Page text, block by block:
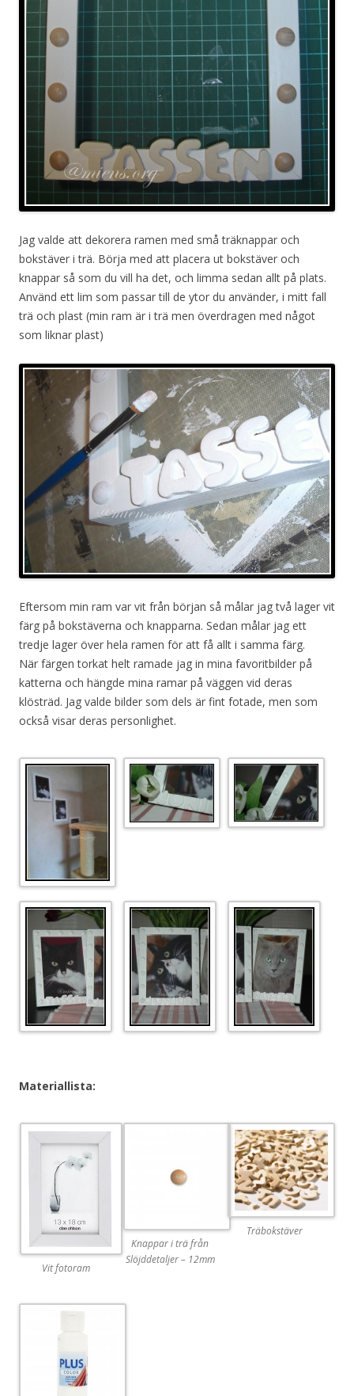
Jag valde att dekorera ramen med små träknappar och
bokstäver i trä. Börja med att placera ut bokstäver och
knappar så som du vill ha det, och limma sedan allt på plats.
Använd ett lim som passar till de ytor du använder, i mitt fall
trä och plast (min ram är i trä men överdragen med något
som liknar plast)
Eftersom min ram var vit från början så målar jag två lager vit
färg på bokstäverna och knapparna. Sedan målar jag ett
tredje lager över hela ramen för att få allt i samma färg.
När färgen torkat helt ramade jag in mina favoritbilder på
katterna och hängde mina ramar på väggen vid deras
klösträd. Jag valde bilder som dels är fint fotade, men som
också visar deras personlighet.
Materiallista:
Vit fotoram
Knappar i trä från
Slöjddetaljer – 12mm
Träbokstäver